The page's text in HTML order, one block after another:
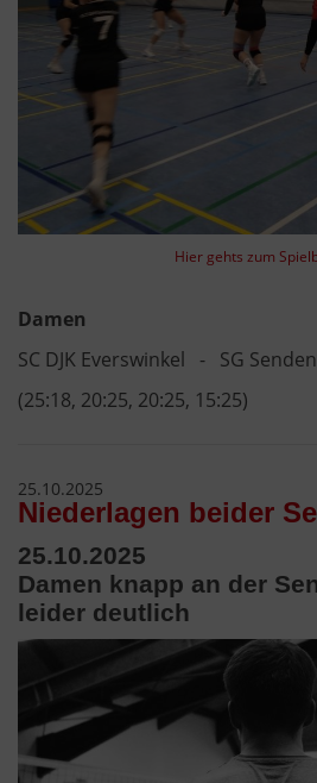
Hier gehts zum
Damen
SC DJK Everswinkel - SG
(25:18, 20:25, 20:25, 15:25)
25.10.2025
Niederlagen beider
25.10.2025
Damen knapp an der
leider deutlich